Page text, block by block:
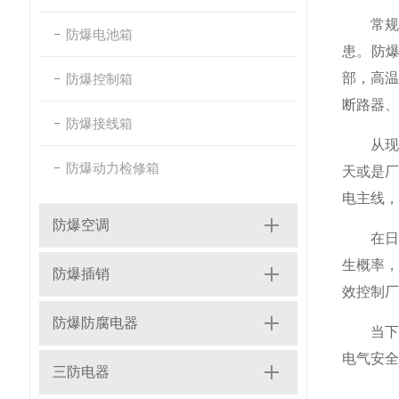
防爆电池箱
防爆控制箱
防爆接线箱
防爆动力检修箱
防爆空调
防爆插销
防爆防腐电器
三防电器
常规普
患。防
部，高
断路器
从现场
天或是
电主线
在日常
生概率
效控制
当下行
电气安